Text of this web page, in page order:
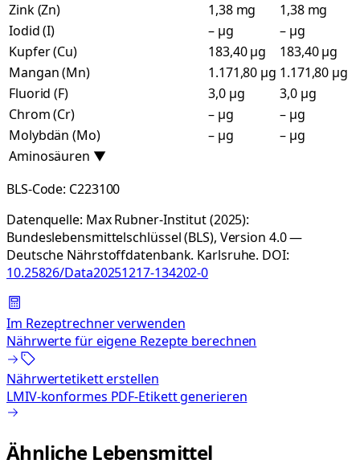
Zink (Zn)
1,38 mg
1,38 mg
Iodid (I)
– µg
– µg
Kupfer (Cu)
183,40 µg
183,40 µg
Mangan (Mn)
1.171,80 µg 1.171,80 µg
Fluorid (F)
3,0 µg
3,0 µg
Chrom (Cr)
– µg
– µg
Molybdän (Mo)
– µg
– µg
Aminosäuren ▼
BLS-Code: C223100
Datenquelle: Max Rubner-Institut (2025):
Bundeslebensmittelschlüssel (BLS), Version 4.0 —
Deutsche Nährstoffdatenbank. Karlsruhe. DOI:
10.25826/Data20251217-134202-0
Im Rezeptrechner verwenden
Nährwerte für eigene Rezepte berechnen
Nährwertetikett erstellen
LMIV-konformes PDF-Etikett generieren
Ähnliche Lebensmittel